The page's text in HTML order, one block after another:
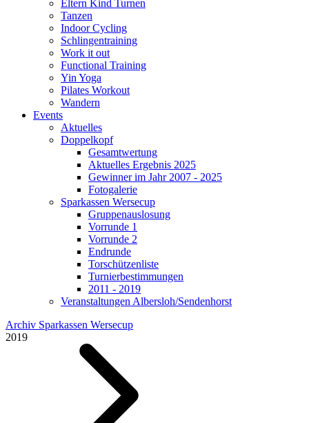
Eltern Kind Turnen
Tanzen
Indoor Cycling
Schlingentraining
Work it out
Functional Training
Yin Yoga
Pilates Workout
Wandern
Events
Aktuelles
Doppelkopf
Gesamtwertung
Aktuelles Ergebnis 2025
Gewinner im Jahr 2007 - 2025
Fotogalerie
Sparkassen Wersecup
Gruppenauslosung
Vorrunde 1
Vorrunde 2
Endrunde
Torschützenliste
Turnierbestimmungen
2011 - 2019
Veranstaltungen Albersloh/Sendenhorst
Archiv Sparkassen Wersecup
2019